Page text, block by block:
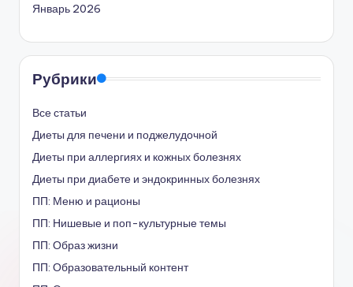
Январь 2026
Рубрики
Все статьи
Диеты для печени и поджелудочной
Диеты при аллергиях и кожных болезнях
Диеты при диабете и эндокринных болезнях
ПП: Меню и рационы
ПП: Нишевые и поп-культурные темы
ПП: Образ жизни
ПП: Образовательный контент